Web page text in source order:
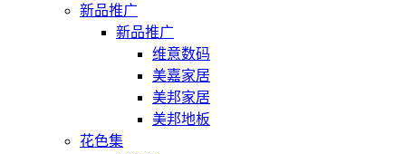
新品推广
新品推广
维意数码
美嘉家居
美邦家居
美邦地板
花色集